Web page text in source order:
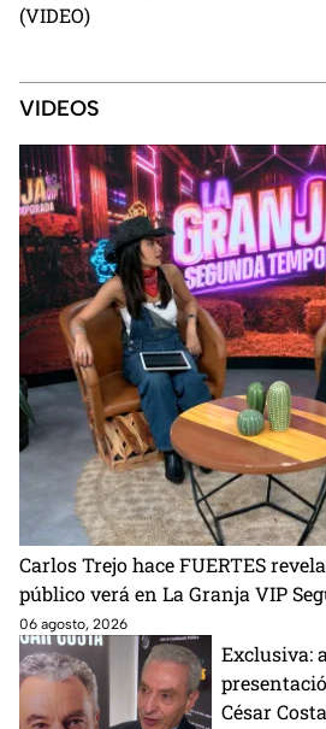
(VIDEO)
VIDEOS
Carlos Trejo hace FUERTES
público verá en La Granja VIP
06 agosto, 2026
Exclusiva:
César Costa